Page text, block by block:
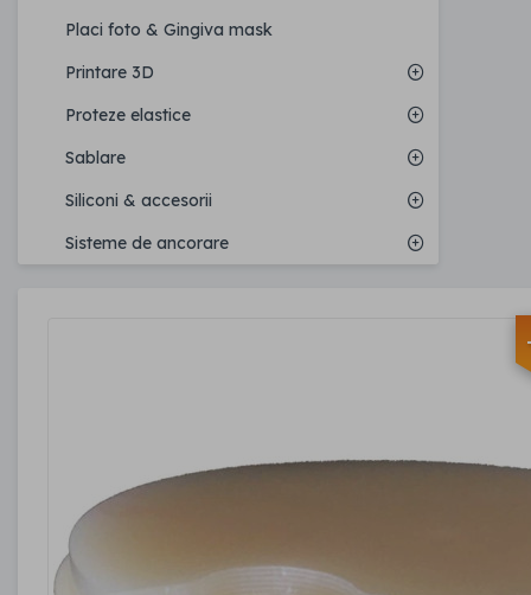
Placi foto & Gingiva mask
Printare 3D
Proteze elastice
Sablare
Siliconi & accesorii
Sisteme de ancorare